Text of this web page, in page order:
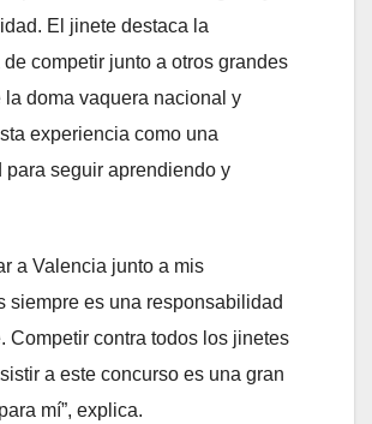
El jinete destaca la
competir junto a otros grandes
la doma vaquera nacional y
experiencia como una
para seguir aprendiendo y
a Valencia junto a mis
siempre es una responsabilidad
Competir contra todos los jinetes
a este concurso es una gran
mí”, explica.